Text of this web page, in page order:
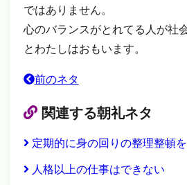
ではありません。
心のバランスがとれてる人が社
とわたしはおもいます。
前のネタ
関連する朝礼ネタ
定期的に身の回りの整理整頓
人格以上の仕事はできない